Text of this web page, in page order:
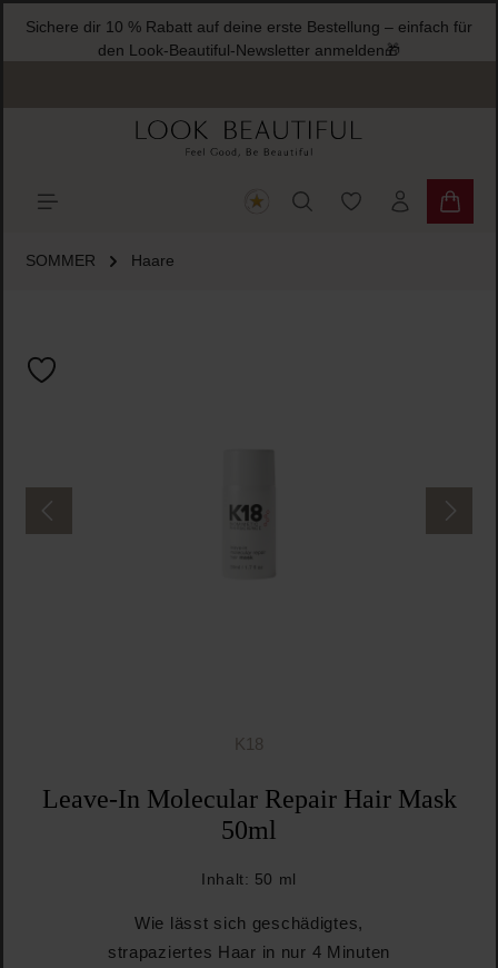
springen
Sichere dir 10 % Rabatt auf deine erste Bestellung – einfach für
den Look-Beautiful-Newsletter anmelden🎁
Du hast 0
SOMMER Haare
K18
Leave-In Molecular Repair Hair Mask
50ml
Inhalt: 50 ml
Wie lässt sich geschädigtes,
strapaziertes Haar in nur 4 Minuten